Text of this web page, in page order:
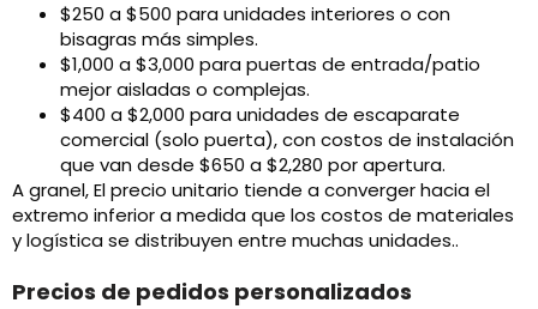
$250 a $500 para unidades interiores o con
bisagras más simples.
$1,000 a $3,000 para puertas de entrada/patio
mejor aisladas o complejas.
$400 a $2,000 para unidades de escaparate
comercial (solo puerta), con costos de instalación
que van desde $650 a $2,280 por apertura.
A granel, El precio unitario tiende a converger hacia el
extremo inferior a medida que los costos de materiales
y logística se distribuyen entre muchas unidades..
Precios de pedidos personalizados